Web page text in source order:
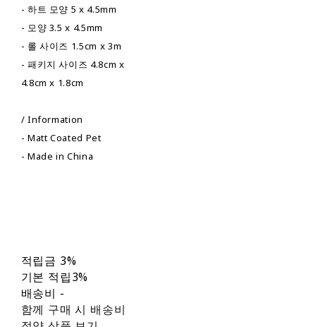
- 하트 모양 5 x 4.5mm
- 모양 3.5 x 4.5mm
- 롤 사이즈 1.5cm x 3m
- 패키지 사이즈 4.8cm x
4.8cm x 1.8cm
/ Information
- Matt Coated Pet
- Made in China
적립금 3%
기본 적립3%
배송비 -
함께 구매 시 배송비